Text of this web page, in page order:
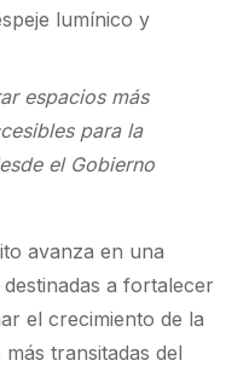
lumínico y
espacios más
para la
el Gobierno
avanza en una
a fortalecer
el crecimiento de la
transitadas del